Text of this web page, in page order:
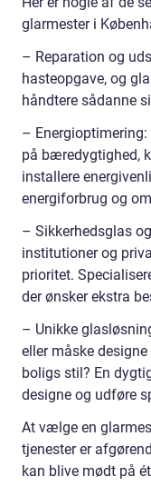
glarmester i
– Reparation og
hasteopgave, og
håndtere sådanne
–
på bæredygtighed,
installere
energiforbrug og
– Sikkerhedsglas
institutioner og
prioritet.
der ønsker ekstra
– Unikke
eller måske
boligs stil? En
designe og udføre
At vælge en
tjenester er
kan blive mødt på